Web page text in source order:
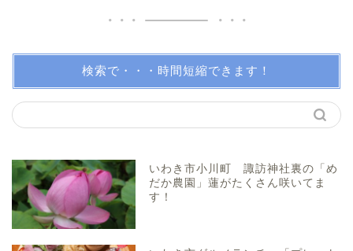
検索で・・・時間短縮できます！
いわき市小川町 諏訪神社裏の「め
だか農園」蓮がたくさん咲いてま
す！
アイディアグッズ
トレンディー
穴場・スポット！